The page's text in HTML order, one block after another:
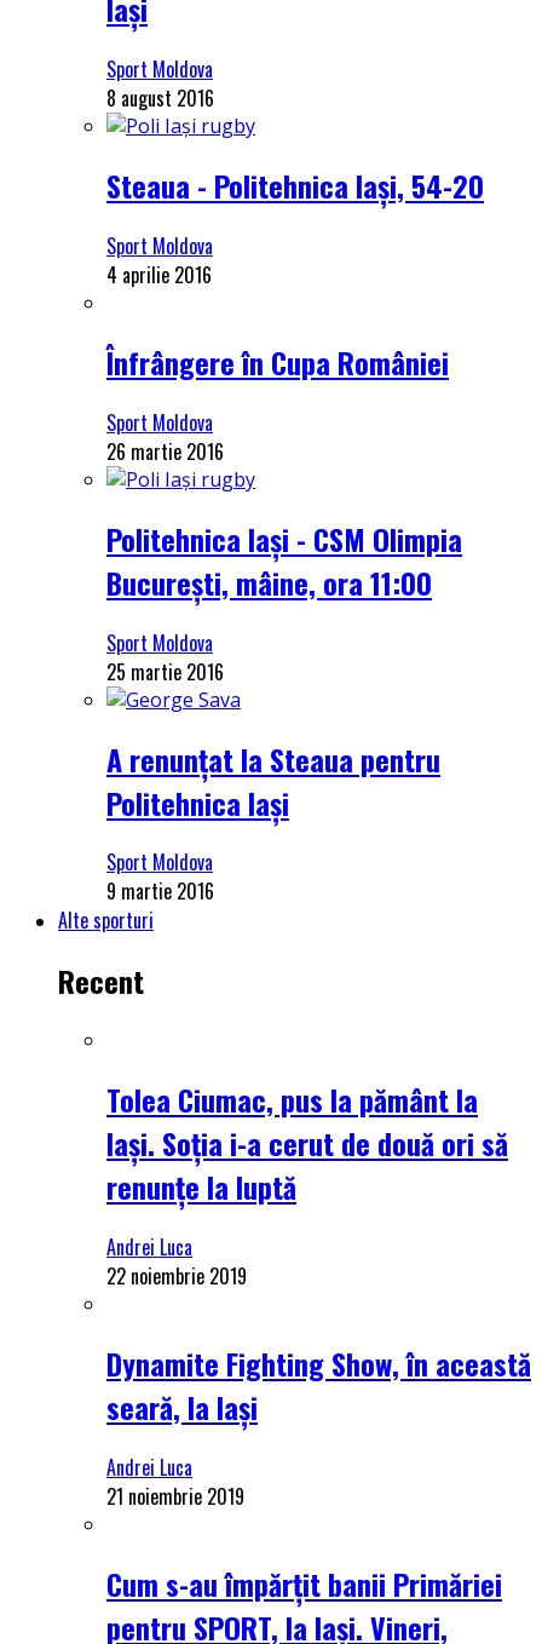
Iași
Sport Moldova
8 august 2016
Steaua - Politehnica Iași, 54-20
Sport Moldova
4 aprilie 2016
Înfrângere în Cupa României
Sport Moldova
26 martie 2016
Politehnica Iași - CSM Olimpia
București, mâine, ora 11:00
Sport Moldova
25 martie 2016
A renunțat la Steaua pentru
Politehnica Iași
Sport Moldova
9 martie 2016
Alte sporturi
Recent
Tolea Ciumac, pus la pământ la
Iași. Soția i-a cerut de două ori să
renunțe la luptă
Andrei Luca
22 noiembrie 2019
Dynamite Fighting Show, în această
seară, la Iași
Andrei Luca
21 noiembrie 2019
Cum s-au împărțit banii Primăriei
pentru SPORT, la Iași. Vineri,